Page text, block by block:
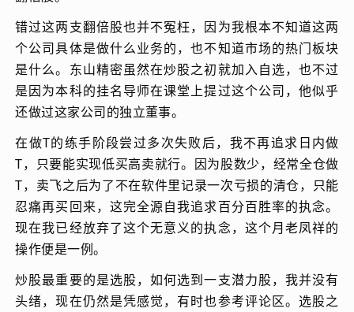
错过这两支翻倍股也并不冤枉，因为我根本不知道这两
个公司具体是做什么业务的，也不知道市场的热门板块
是什么。东山精密虽然在炒股之初就加入自选，也不过
是因为本科的挂名导师在课堂上提过这个公司，他似乎
还做过这家公司的独立董事。
在做T的练手阶段尝过多次失败后，我不再追求日内做
T，只要能实现低买高卖就行。因为股数少，经常全仓做
T，卖飞之后为了不在软件里记录一次亏损的清仓，只能
忍痛再买回来，这完全源自我追求百分百胜率的执念。
现在我已经放弃了这个无意义的执念，这个月老凤祥的
操作便是一例。
炒股最重要的是选股，如何选到一支潜力股，我并没有
头绪，现在仍然是凭感觉，有时也参考评论区。选股之